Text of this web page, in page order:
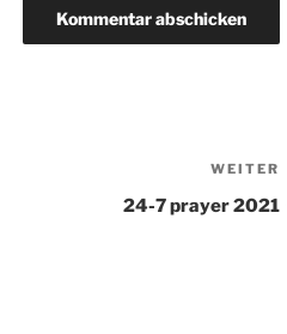
WEITER
24-7 prayer 2021